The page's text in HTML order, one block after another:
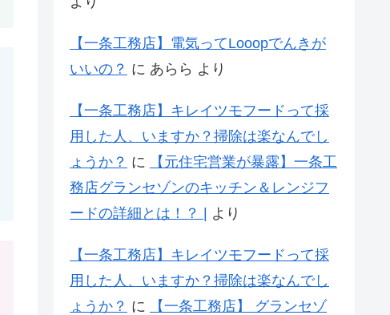
【一条工務店】電気ってLooopでんきが
いいの？ に あらら より
【一条工務店】キレイツモフードって採
用した人、いますか？掃除は楽なんでし
ょうか？ に
【元住宅営業が暴露】一条工
務店グランセゾンのキッチン＆レンジフ
ードの詳細とは！？ | より
【一条工務店】キレイツモフードって採
用した人、いますか？掃除は楽なんでし
ょうか？ に
【一条工務店】 グランセゾ